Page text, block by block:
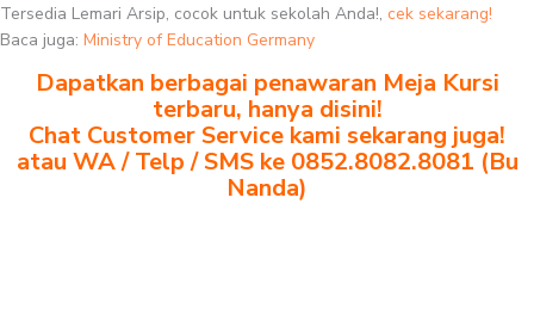
Tersedia Lemari Arsip, cocok untuk sekolah Anda!, cek sekarang!
Baca juga: Ministry of Education Germany
Dapatkan berbagai penawaran Meja Kursi
terbaru, hanya disini!
Chat Customer Service kami sekarang juga!
atau WA / Telp / SMS ke 0852.8082.8081 (Bu
Nanda)